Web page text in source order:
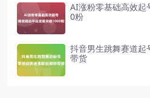
AI涨粉零基础高效起
0粉
抖音男生跳舞赛道起
带货